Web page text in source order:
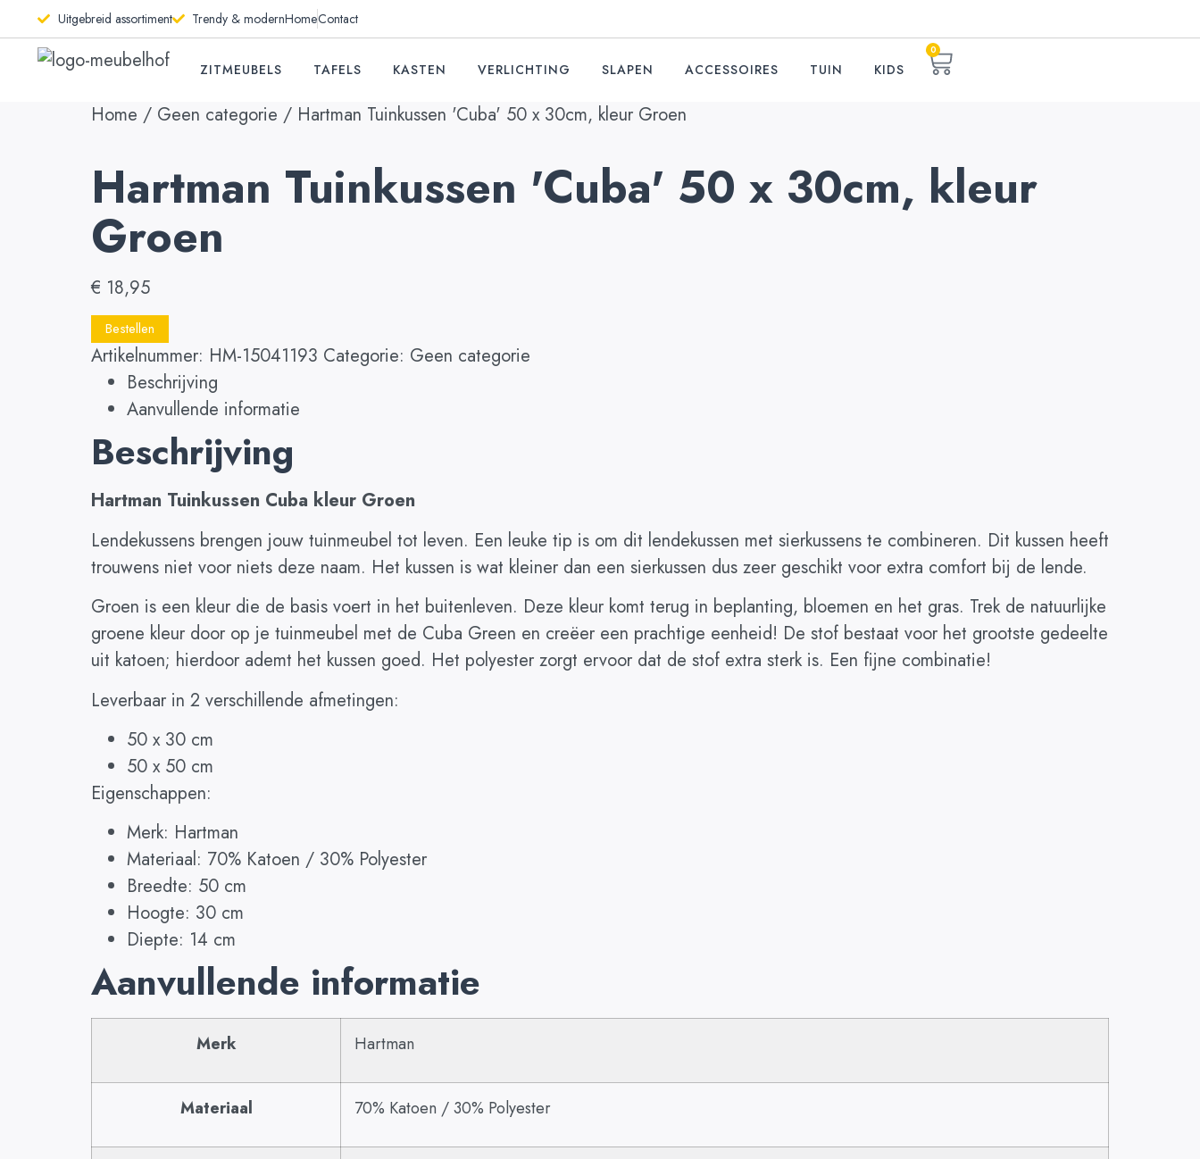
Uitgebreid assortiment Trendy & modernHomeContact
ZITMEUBELS TAFELS KASTEN VERLICHTING SLAPEN ACCESSOIRES TUIN KIDS
0
Home / Geen categorie / Hartman Tuinkussen 'Cuba' 50 x 30cm, kleur Groen
Hartman Tuinkussen 'Cuba' 50 x 30cm, kleur
Groen
€ 18,95
Bestellen
Artikelnummer: HM-15041193 Categorie: Geen categorie
Beschrijving
Aanvullende informatie
Beschrijving
Hartman Tuinkussen Cuba kleur Groen
Lendekussens brengen jouw tuinmeubel tot leven. Een leuke tip is om dit lendekussen met sierkussens te combineren. Dit kussen heeft
trouwens niet voor niets deze naam. Het kussen is wat kleiner dan een sierkussen dus zeer geschikt voor extra comfort bij de lende.
Groen is een kleur die de basis voert in het buitenleven. Deze kleur komt terug in beplanting, bloemen en het gras. Trek de natuurlijke
groene kleur door op je tuinmeubel met de Cuba Green en creëer een prachtige eenheid! De stof bestaat voor het grootste gedeelte
uit katoen; hierdoor ademt het kussen goed. Het polyester zorgt ervoor dat de stof extra sterk is. Een fijne combinatie!
Leverbaar in 2 verschillende afmetingen:
50 x 30 cm
50 x 50 cm
Eigenschappen:
Merk: Hartman
Materiaal: 70% Katoen / 30% Polyester
Breedte: 50 cm
Hoogte: 30 cm
Diepte: 14 cm
Aanvullende informatie
Merk Hartman
Materiaal 70% Katoen / 30% Polyester